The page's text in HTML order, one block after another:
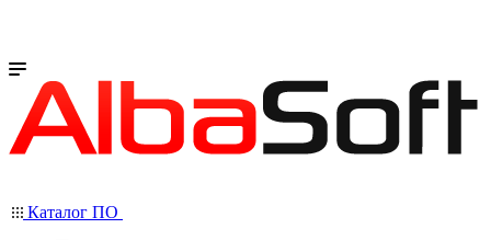
Каталог ПО